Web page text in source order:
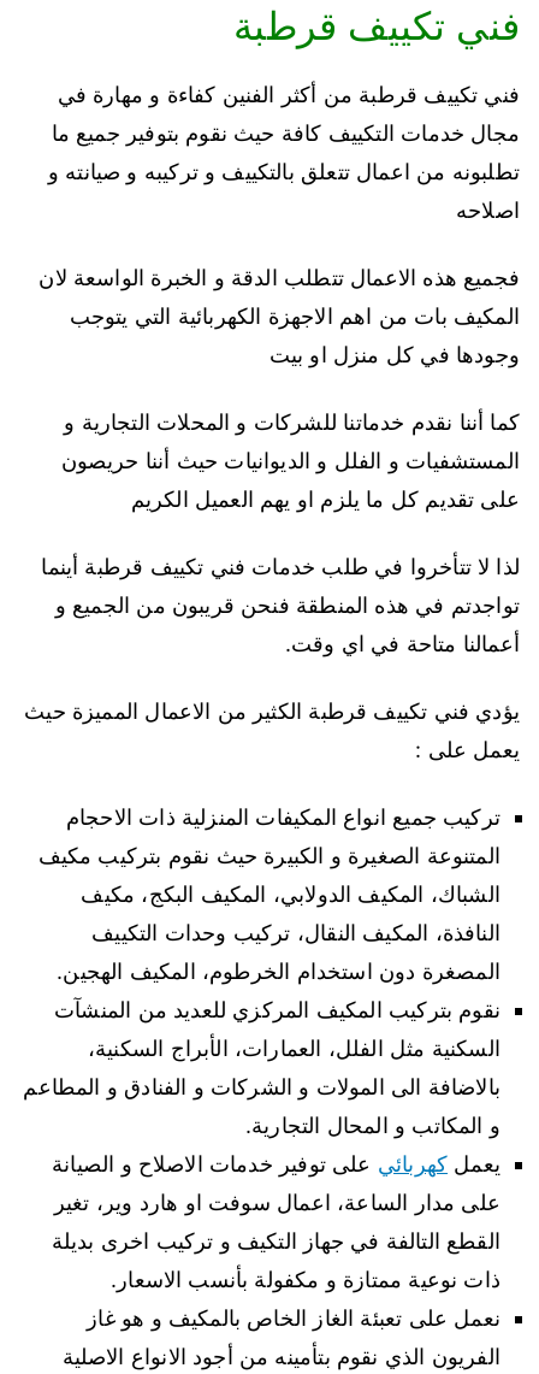
فني تكييف قرطبة
فني تكييف قرطبة من أكثر الفنين كفاءة و مهارة في
مجال خدمات التكييف كافة حيث نقوم بتوفير جميع ما
تطلبونه من اعمال تتعلق بالتكييف و تركيبه و صيانته و
اصلاحه
فجميع هذه الاعمال تتطلب الدقة و الخبرة الواسعة لان
المكيف بات من اهم الاجهزة الكهربائية التي يتوجب
وجودها في كل منزل او بيت
كما أننا نقدم خدماتنا للشركات و المحلات التجارية و
المستشفيات و الفلل و الديوانيات حيث أننا حريصون
على تقديم كل ما يلزم او يهم العميل الكريم
لذا لا تتأخروا في طلب خدمات فني تكييف قرطبة أينما
تواجدتم في هذه المنطقة فنحن قريبون من الجميع و
أعمالنا متاحة في اي وقت.
يؤدي فني تكييف قرطبة الكثير من الاعمال المميزة حيث
يعمل على :
تركيب جميع انواع المكيفات المنزلية ذات الاحجام
المتنوعة الصغيرة و الكبيرة حيث نقوم بتركيب مكيف
الشباك، المكيف الدولابي، المكيف البكج، مكيف
النافذة، المكيف النقال، تركيب وحدات التكييف
المصغرة دون استخدام الخرطوم، المكيف الهجين.
نقوم بتركيب المكيف المركزي للعديد من المنشآت
السكنية مثل الفلل، العمارات، الأبراج السكنية،
بالاضافة الى المولات و الشركات و الفنادق و المطاعم
و المكاتب و المحال التجارية.
يعمل كهربائي على توفير خدمات الاصلاح و الصيانة
على مدار الساعة، اعمال سوفت او هارد وير، تغير
القطع التالفة في جهاز التكيف و تركيب اخرى بديلة
ذات نوعية ممتازة و مكفولة بأنسب الاسعار.
نعمل على تعبئة الغاز الخاص بالمكيف و هو غاز
الفريون الذي نقوم بتأمينه من أجود الانواع الاصلية